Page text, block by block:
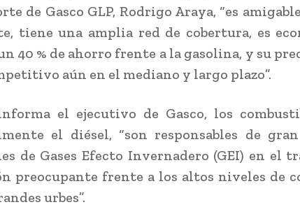
de Gasco GLP, Rodrigo Araya, “es
tiene una amplia red de cobertura, es
40 % de ahorro frente a la gasolina, y su
aún en el mediano y largo plazo”.
el ejecutivo de Gasco, los
el diésel, “son responsables de
de Gases Efecto Invernadero (GEI) en el
preocupante frente a los altos niveles de
urbes”.